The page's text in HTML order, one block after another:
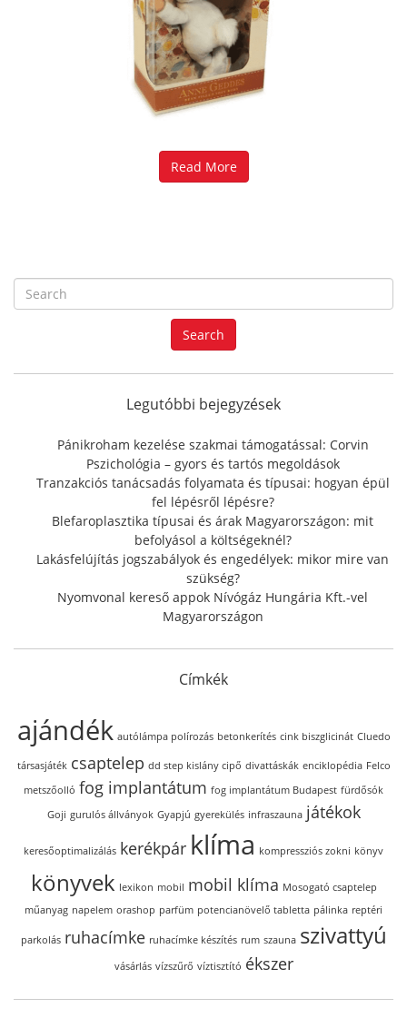
Read More
e
a
r
f
r
:
Search
Legutóbbi bejegyzések
Pánikroham kezelése szakmai támogatással: Corvin
Pszichológia – gyors és tartós megoldások
Tranzakciós tanácsadás folyamata és típusai: hogyan épül
fel lépésről lépésre?
Blefaroplasztika típusai és árak Magyarországon: mit
befolyásol a költségeknél?
Lakásfelújítás jogszabályok és engedélyek: mikor mire van
szükség?
Nyomvonal kereső appok Nívógáz Hungária Kft.-vel
Magyarországon
Címkék
ajándék autólámpa polírozás betonkerítés cink biszglicinát Cluedo
társasjáték csaptelep dd step kislány cipő divattáskák enciklopédia Felco
metszőolló fog implantátum fog implantátum Budapest fürdősók
Goji gurulós állványok Gyapjú gyerekülés infraszauna játékok
keresőoptimalizálás kerékpár klíma kompressziós zokni könyv
könyvek lexikon mobil mobil klíma Mosogató csaptelep
műanyag napelem orashop parfüm potencianövelő tabletta pálinka reptéri
parkolás ruhacímke ruhacímke készítés rum szauna szivattyú
vásárlás vízszűrő víztisztító ékszer